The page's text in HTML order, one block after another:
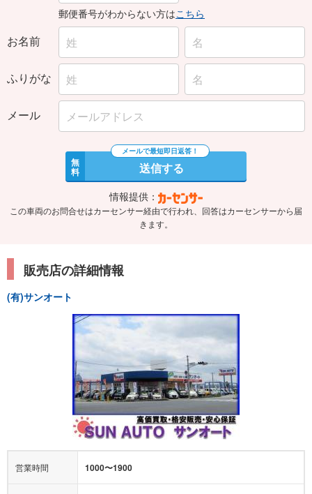
郵便番号がわからない方はこちら
お名前
ふりがな
メール
無
料 送信する
情報提供：
この車両のお問合せはカーセンサー経由で行われ、回答はカーセンサーから届
きます。
販売店の詳細情報
(有)サンオート
営業時間 1000〜1900